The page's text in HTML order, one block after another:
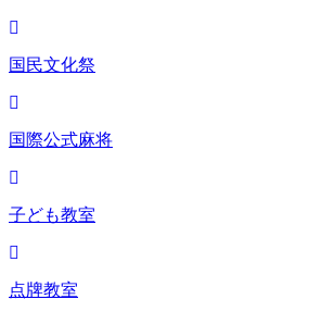
国民文化祭
国際公式麻将
子ども教室
点牌教室